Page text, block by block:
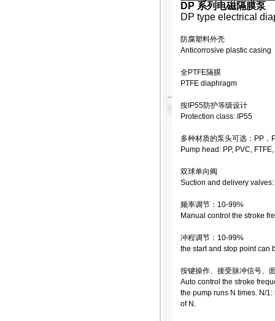
DP 系列电磁隔膜泵
DP type electrical
防腐塑料外壳
Anticorrosive plastic casing
全PTFE隔膜
PTFE diaphragm
按IP55防护等级设计
Protection class: IP55
多种材质的泵头可选：PP，
Pump head: PP, PVC,
双球单向阀
Suction and delivery
频率调节：10-99%
Manual control the stroke
冲程调节：10-99%
the start and stop point can
按键操作、接受脉冲信号、
Auto control the stroke
the pump runs N times. N/
of N.